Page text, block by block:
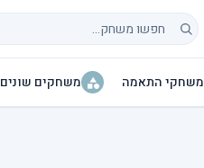
חיפוש משחקים
משחקי התאמה משחקים שונים